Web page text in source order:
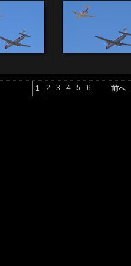
1 2 3 4 5 6 前へ